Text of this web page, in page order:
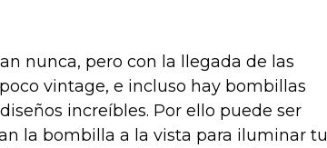
nunca, pero con la llegada de las
vintage, e incluso hay bombillas
increíbles. Por ello puede ser
la bombilla a la vista para iluminar tu